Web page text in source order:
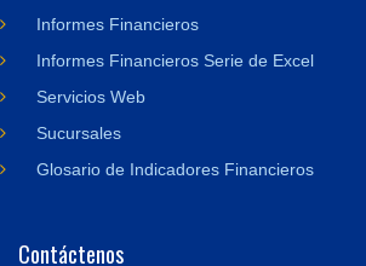
Informes Financieros
Informes Financieros Serie de Excel
Servicios Web
Sucursales
Glosario de Indicadores Financieros
Contáctenos